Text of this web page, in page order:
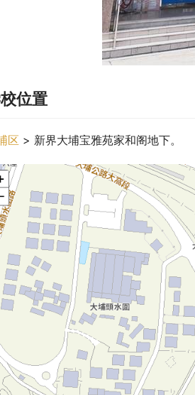
位置
区 > 新界大埔宝雅苑家和阁地下。